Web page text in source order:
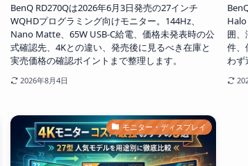
BenQ RD270Qは2026年6月3日発売の27インチ
WQHDプログラミング向けモニター。144Hz、
Nano Matte、65W USB-C給電、価格未発表時の公
式確認先、4Kとの違い、発売後に見るべき在庫と
実売価格の確認ポイントまで整理します。
2026年8月4日
囲
件、
わず
モニター・ディスプレイ